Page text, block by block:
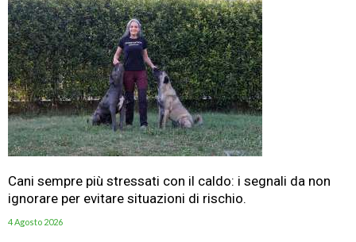
Cani sempre più stressati con il caldo: i segnali da non
ignorare per evitare situazioni di rischio.
4 Agosto 2026